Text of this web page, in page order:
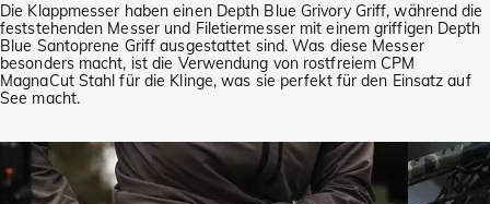
Die Klappmesser haben einen Depth Blue Grivory Griff, während die
feststehenden Messer und Filetiermesser mit einem griffigen Depth
Blue Santoprene Griff ausgestattet sind. Was diese Messer
besonders macht, ist die Verwendung von rostfreiem CPM
MagnaCut Stahl für die Klinge, was sie perfekt für den Einsatz auf
See macht.